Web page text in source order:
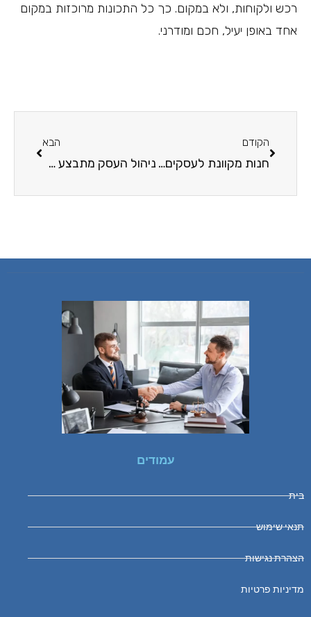
רכש ולקוחות, ולא במקום. כך כל התכונות מרוכזות במקום
אחד באופן יעיל, חכם ומודרני.
הקודם
חנות מקוונת לעסקים: השלבים בבניית אתר עסקי
הבא
ניהול העסק מתבצע באינטרנט? מתברר שזה אפשרי
עמודים
בית
תנאי שימוש
הצהרת נגישות
מדיניות פרטיות